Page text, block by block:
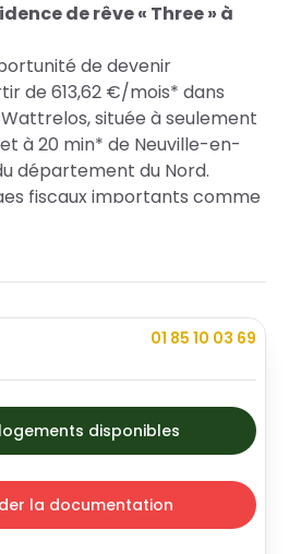
de rêve « Three » à
de devenir
de 613,62 €/mois* dans
située à seulement
à 20 min* de Neuville-en-
département du Nord.
fiscaux importants comme
favoriser votre
projet immobilier « Three »,
gamme d'appartements
de la Belgique, la ville de
cadre de vie agréable et
d'un accès rapide à de
et groupes scolaires à
01 85 10 03 69
disponibles
la documentation